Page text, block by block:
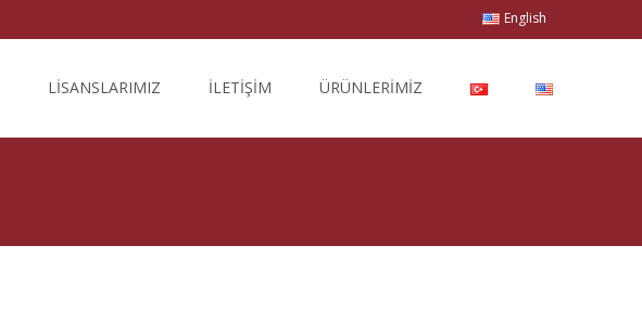
English
LİSANSLARIMIZ İLETİŞİM ÜRÜNLERİMİZ